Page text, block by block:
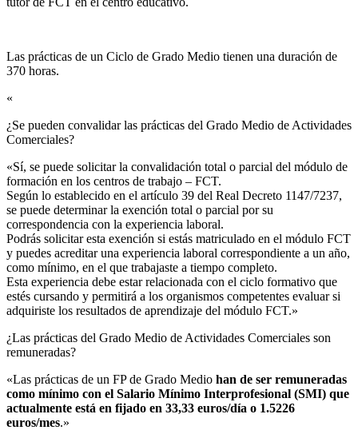
Las prácticas de un Ciclo de Grado Medio tienen una duración de
370 horas.
«
¿Se pueden convalidar las prácticas del Grado Medio de Actividades
Comerciales?​
«Sí, se puede solicitar la convalidación total o parcial del módulo de
formación en los centros de trabajo – FCT.
Según lo establecido en el artículo 39 del Real Decreto 1147/7237,
se puede determinar la exención total o parcial por su
correspondencia con la experiencia laboral.
Podrás solicitar esta exención si estás matriculado en el módulo FCT
y puedes acreditar una experiencia laboral correspondiente a un año,
como mínimo, en el que trabajaste a tiempo completo.
Esta experiencia debe estar relacionada con el ciclo formativo que
estés cursando y permitirá a los organismos competentes evaluar si
adquiriste los resultados de aprendizaje del módulo FCT.»
¿Las prácticas del Grado Medio de Actividades Comerciales son
remuneradas?​
«Las prácticas de un FP de Grado Medio han de ser remuneradas
como mínimo con el Salario Mínimo Interprofesional (SMI) que
actualmente está en fijado en 33,33 euros/día o 1.5226
euros/mes.»